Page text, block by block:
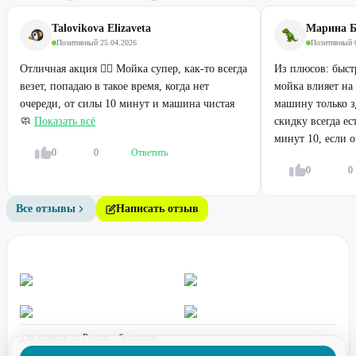
Talovikova Elizaveta
Позитивный·25.04.2026
Отличная акция 👍🏻 Мойка супер, как-то всегда
везет, попадаю в такое время, когда нет
очереди, от силы 10 минут и машина чистая
🧼 Показать всё
0 0 Ответить
Марина
Позитивный·
Из плюсов:
мойка влияет
машину только
скидку всегда
минут 10, если
0 0
Все отзывы Написать отзыв
для звонков по России - бесплатно
график работы: